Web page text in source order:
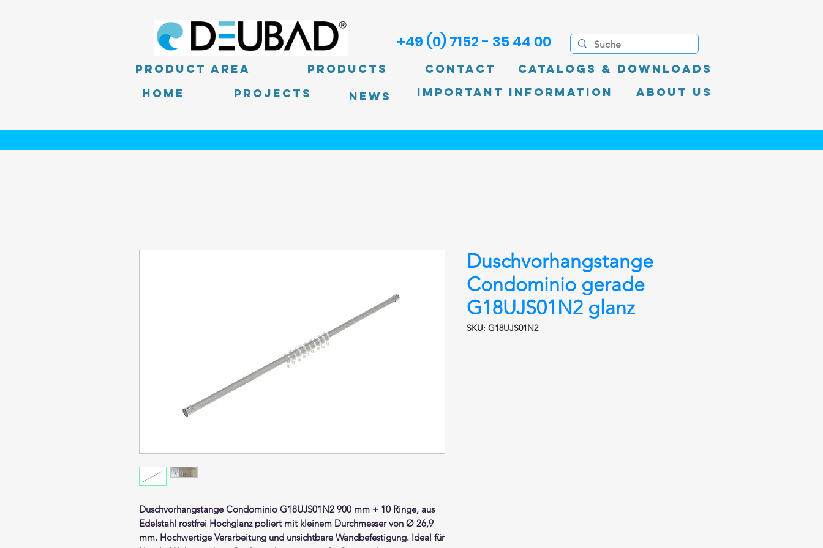
product area
Products
Home
PROJECTS News
+49 (0) 7152 - 35 44 00
Contact
Catalogs & Downloads
Important information
About Us
DuschvorhangstangeCondominio G18UJS01N2 900 mm + 10 Ringe, aus
Edelstahl rostfrei Hochglanz poliertmit kleinem Durchmesser von Ø 26,9
mm. Hochwertige Verarbeitung und unsichtbare Wandbefestigung. Ideal für
Duschvorhangstange
Condominio gerade
G18UJS01N2 glanz
SKU: G18UJS01N2